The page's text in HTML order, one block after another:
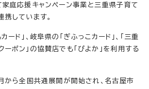
家庭応援キャンペーン事業と三重県子育て
しています。
ード」、岐阜県の「ぎふっこカード」、「三重
ポン」の協賛店でも「ぴよか」を利用する
から全国共通展開が開始され、名古屋市